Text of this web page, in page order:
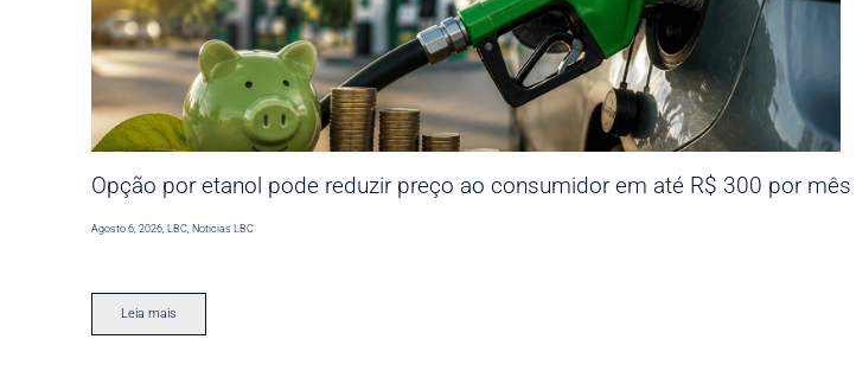
Opção por etanol pode reduzir preço ao consumidor em até R$ 300 por mês
Agosto 6, 2026,LBC,Noticias LBC
Leia mais